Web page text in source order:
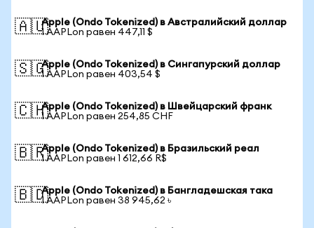
🇦🇺Apple (Ondo Tokenized) в Австралийский доллар
1 AAPLon равен 447,11 $
🇸🇬Apple (Ondo Tokenized) в Сингапурский доллар
1 AAPLon равен 403,54 $
🇨🇭Apple (Ondo Tokenized) в Швейцарский франк
1 AAPLon равен 254,85 CHF
🇧🇷Apple (Ondo Tokenized) в Бразильский реал
1 AAPLon равен 1 612,66 R$
🇧🇩Apple (Ondo Tokenized) в Бангладешская така
1 AAPLon равен 38 945,62 ৳